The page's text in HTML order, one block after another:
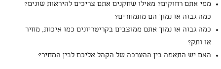
ממי אתם רחוקים? מאילו שחקנים אתם צריכים להיראות שונים?
כמה גבוה או נמוך הם מתמחרים?
כמה גבוה או נמוך אתם ממוצבים בקריטריונים כמו איכות, מחיר
או ותק?
האם יש התאמה בין ההערכה של הקהל אליכם לבין המחיר?